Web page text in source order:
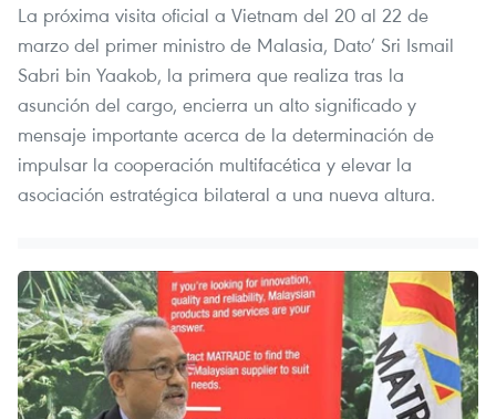
La próxima visita oficial a Vietnam del 20 al 22 de
marzo del primer ministro de Malasia, Dato’ Sri Ismail
Sabri bin Yaakob, la primera que realiza tras la
asunción del cargo, encierra un alto significado y
mensaje importante acerca de la determinación de
impulsar la cooperación multifacética y elevar la
asociación estratégica bilateral a una nueva altura.